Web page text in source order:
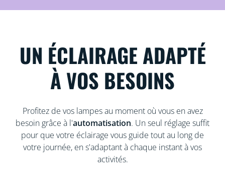
UN ÉCLAIRAGE ADAPTÉ
À VOS BESOINS
Profitez de vos lampes au moment où vous en avez
besoin grâce à l'automatisation. Un seul réglage suffit
pour que votre éclairage vous guide tout au long de
votre journée, en s'adaptant à chaque instant à vos
activités.